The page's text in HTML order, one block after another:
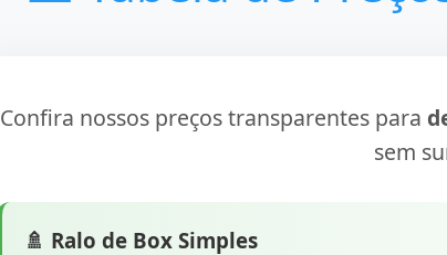
Confira nossos preços transparentes para
sem
🚿 Ralo de Box Simples